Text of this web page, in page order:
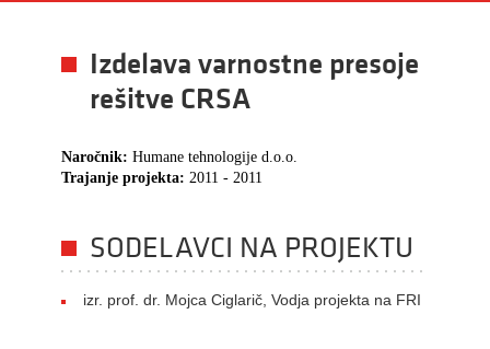
Izdelava varnostne presoje
rešitve CRSA
Naročnik: Humane tehnologije d.o.o.
Trajanje projekta: 2011 - 2011
SODELAVCI NA PROJEKTU
izr. prof. dr. Mojca Ciglarič, Vodja projekta na FRI